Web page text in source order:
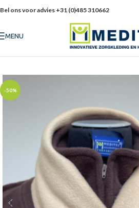
Bel ons voor advies +31 (0)485 310662
MENU
-50%